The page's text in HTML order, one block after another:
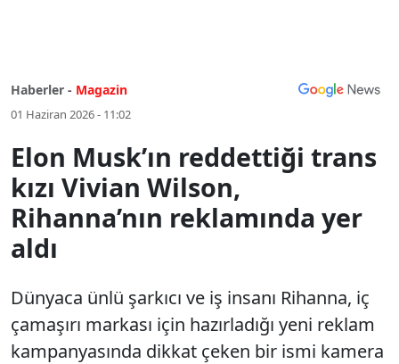
Haberler - Magazin
01 Haziran 2026 - 11:02
Elon Musk’ın reddettiği trans
kızı Vivian Wilson,
Rihanna’nın reklamında yer
aldı
Dünyaca ünlü şarkıcı ve iş insanı Rihanna, iç
çamaşırı markası için hazırladığı yeni reklam
kampanyasında dikkat çeken bir ismi kamera